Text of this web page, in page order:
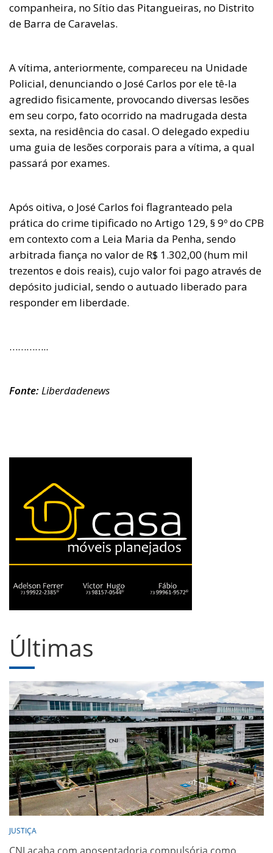
companheira, no Sítio das Pitangueiras, no Distrito
de Barra de Caravelas.
A vítima, anteriormente, compareceu na Unidade
Policial, denunciando o José Carlos por ele tê-la
agredido fisicamente, provocando diversas lesões
em seu corpo, fato ocorrido na madrugada desta
sexta, na residência do casal. O delegado expediu
uma guia de lesões corporais para a vítima, a qual
passará por exames.
Após oitiva, o José Carlos foi flagranteado pela
prática do crime tipificado no Artigo 129, § 9º do CPB
em contexto com a Leia Maria da Penha, sendo
arbitrada fiança no valor de R$ 1.302,00 (hum mil
trezentos e dois reais), cujo valor foi pago através de
depósito judicial, sendo o autuado liberado para
responder em liberdade.
…………..
Fonte:Liberdadenews
Últimas
JUSTIÇA